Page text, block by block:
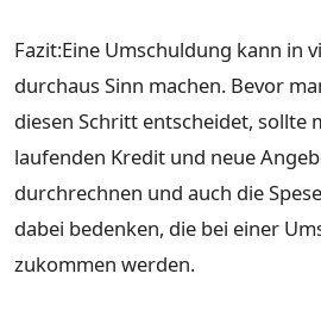
Fazit:Eine Umschuldung kann in
durchaus Sinn machen. Bevor
diesen Schritt entscheidet, sollte
laufenden Kredit und neue
durchrechnen und auch die
dabei bedenken, die bei einer
zukommen werden.